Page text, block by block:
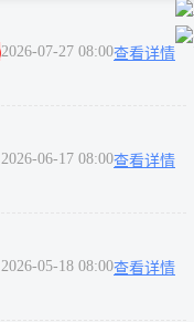
2026-07-27 08:00查看详情
2026-06-17 08:00查看详情
2026-05-18 08:00查看详情